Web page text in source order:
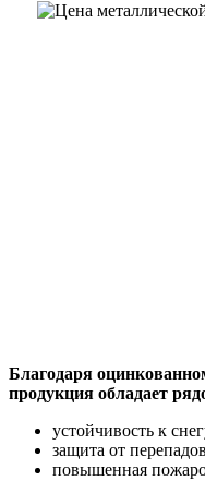
Благодаря
продукция обладает
устойчивость к
защита от
повышенная